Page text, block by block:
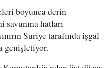
boyunca derin
savunma hatları
Suriye tarafında işgal
genişletiyor.